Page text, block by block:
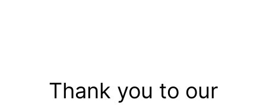
Thank you to our